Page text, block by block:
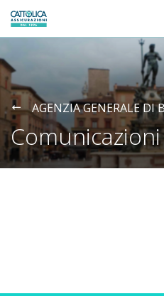
Generali logo
AGENZIA GENERALE DI
Comunicazioni